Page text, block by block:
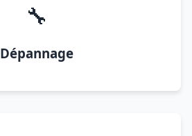
🔧
Dépannage